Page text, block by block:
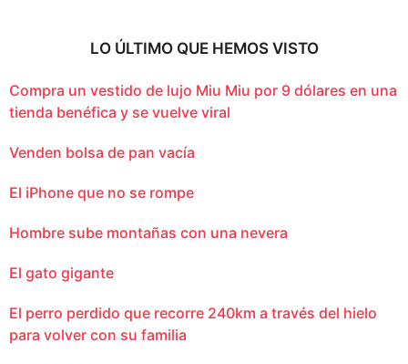
LO ÚLTIMO QUE HEMOS VISTO
Compra un vestido de lujo Miu Miu por 9 dólares en una
tienda benéfica y se vuelve viral
Venden bolsa de pan vacía
El iPhone que no se rompe
Hombre sube montañas con una nevera
El gato gigante
El perro perdido que recorre 240km a través del hielo
para volver con su familia